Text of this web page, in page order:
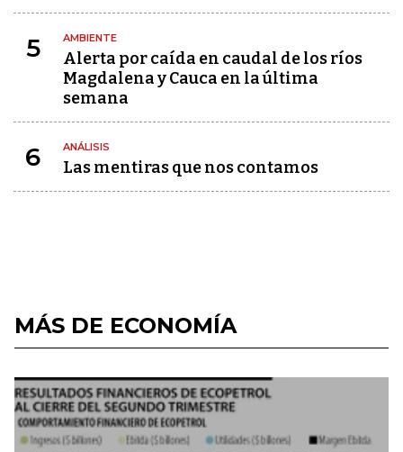
5 AMBIENTE
Alerta por caída en caudal de los ríos
Magdalena y Cauca en la última
semana
6 ANÁLISIS
Las mentiras que nos contamos
MÁS DE ECONOMÍA